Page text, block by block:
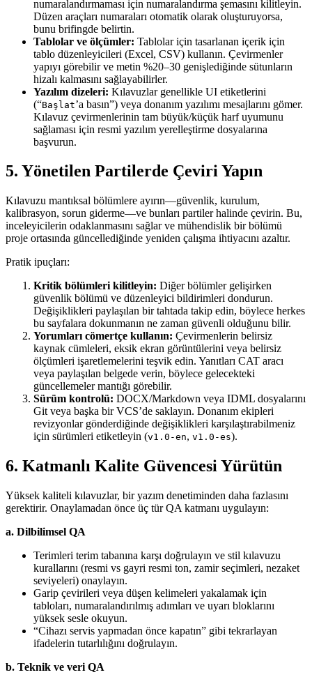
numaralandırmaması için numaralandırma şemasını kilitleyin.
Düzen araçları numaraları otomatik olarak oluşturuyorsa,
bunu brifingde belirtin.
Tablolar ve ölçümler: Tablolar için tasarlanan içerik için
tablo düzenleyicileri (Excel, CSV) kullanın. Çevirmenler
yapıyı görebilir ve metin %20–30 genişlediğinde sütunların
hizalı kalmasını sağlayabilirler.
Yazılım dizeleri: Kılavuzlar genellikle UI etiketlerini
(“Başlat’a basın”) veya donanım yazılımı mesajlarını gömer.
Kılavuz çevirmenlerinin tam büyük/küçük harf uyumunu
sağlaması için resmi yazılım yerelleştirme dosyalarına
başvurun.
5. Yönetilen Partilerde Çeviri Yapın
Kılavuzu mantıksal bölümlere ayırın—güvenlik, kurulum,
kalibrasyon, sorun giderme—ve bunları partiler halinde çevirin. Bu,
inceleyicilerin odaklanmasını sağlar ve mühendislik bir bölümü
proje ortasında güncellediğinde yeniden çalışma ihtiyacını azaltır.
Pratik ipuçları:
Kritik bölümleri kilitleyin: Diğer bölümler gelişirken
güvenlik bölümü ve düzenleyici bildirimleri dondurun.
Değişiklikleri paylaşılan bir tahtada takip edin, böylece herkes
bu sayfalara dokunmanın ne zaman güvenli olduğunu bilir.
Yorumları cömertçe kullanın: Çevirmenlerin belirsiz
kaynak cümleleri, eksik ekran görüntülerini veya belirsiz
ölçümleri işaretlemelerini teşvik edin. Yanıtları CAT aracı
veya paylaşılan belgede verin, böylece gelecekteki
güncellemeler mantığı görebilir.
Sürüm kontrolü: DOCX/Markdown veya IDML dosyalarını
Git veya başka bir VCS’de saklayın. Donanım ekipleri
revizyonlar gönderdiğinde değişiklikleri karşılaştırabilmeniz
için sürümleri etiketleyin (v1.0-en, v1.0-es).
6. Katmanlı Kalite Güvencesi Yürütün
Yüksek kaliteli kılavuzlar, bir yazım denetiminden daha fazlasını
gerektirir. Onaylamadan önce üç tür QA katmanı uygulayın:
a. Dilbilimsel QA
Terimleri terim tabanına karşı doğrulayın ve stil kılavuzu
kurallarını (resmi vs gayri resmi ton, zamir seçimleri, nezaket
seviyeleri) onaylayın.
Garip çevirileri veya düşen kelimeleri yakalamak için
tabloları, numaralandırılmış adımları ve uyarı bloklarını
yüksek sesle okuyun.
“Cihazı servis yapmadan önce kapatın” gibi tekrarlayan
ifadelerin tutarlılığını doğrulayın.
b. Teknik ve veri QA